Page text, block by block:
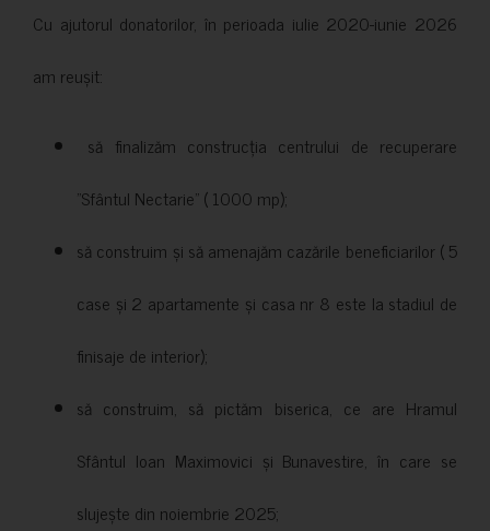
Cu ajutorul donatorilor, în perioada iulie 2020-iunie 2026
am reușit:
să finalizăm construcția centrului de recuperare
”Sfântul Nectarie” ( 1000 mp);
să construim și să amenajăm cazările beneficiarilor ( 5
case și 2 apartamente și casa nr 8 este la stadiul de
finisaje de interior);
să construim, să pictăm biserica, ce are Hramul
Sfântul Ioan Maximovici și Bunavestire, în care se
slujește din noiembrie 2025;